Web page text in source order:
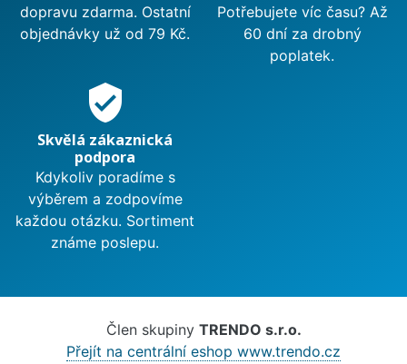
dopravu zdarma. Ostatní
objednávky už od 79 Kč.
Potřebujete víc času? Až
60 dní za drobný
poplatek.
verified_user
Skvělá zákaznická
podpora
Kdykoliv poradíme s
výběrem a zodpovíme
každou otázku. Sortiment
známe poslepu.
Člen skupiny TRENDO s.r.o.
Přejít na centrální eshop www.trendo.cz